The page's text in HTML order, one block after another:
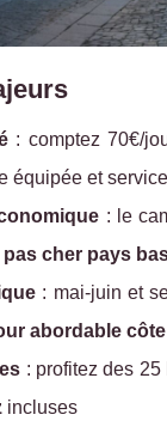
: comptez 70€/
équipée et
: le
cher pays
: mai-juin et
abordable
: profitez des
incluses